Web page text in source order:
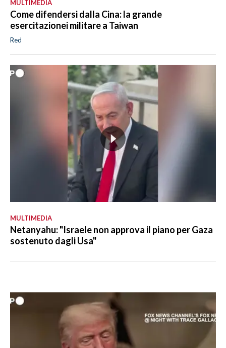
MULTIMEDIA
Come difendersi dalla Cina: la grande
esercitazionei militare a Taiwan
Red
MULTIMEDIA
Netanyahu: "Israele non approva il piano per Gaza
sostenuto dagli Usa"